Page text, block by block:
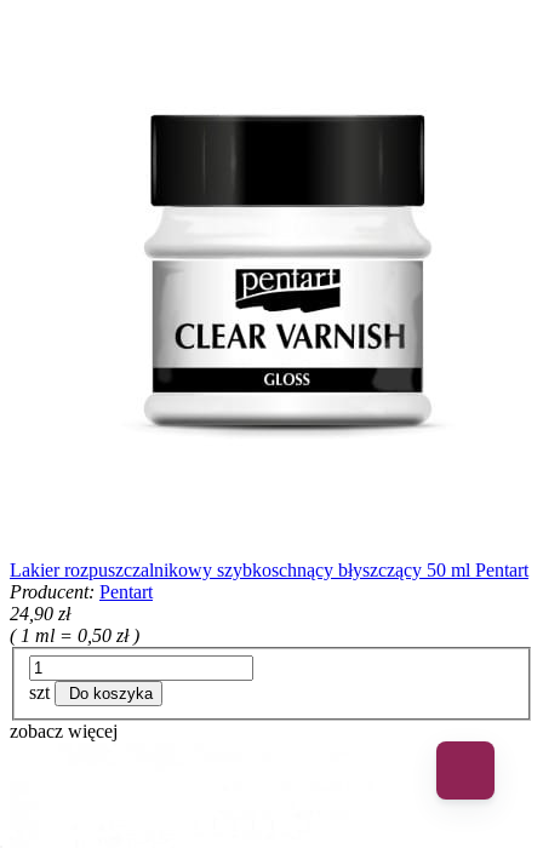
Lakier rozpuszczalnikowy szybkoschnący błyszczący 50 ml Pentart
Producent: Pentart
24,90 zł
( 1 ml = 0,50 zł )
szt Do koszyka
zobacz więcej